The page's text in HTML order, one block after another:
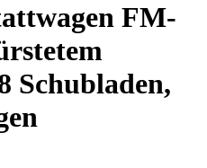
FM-
Schubladen,